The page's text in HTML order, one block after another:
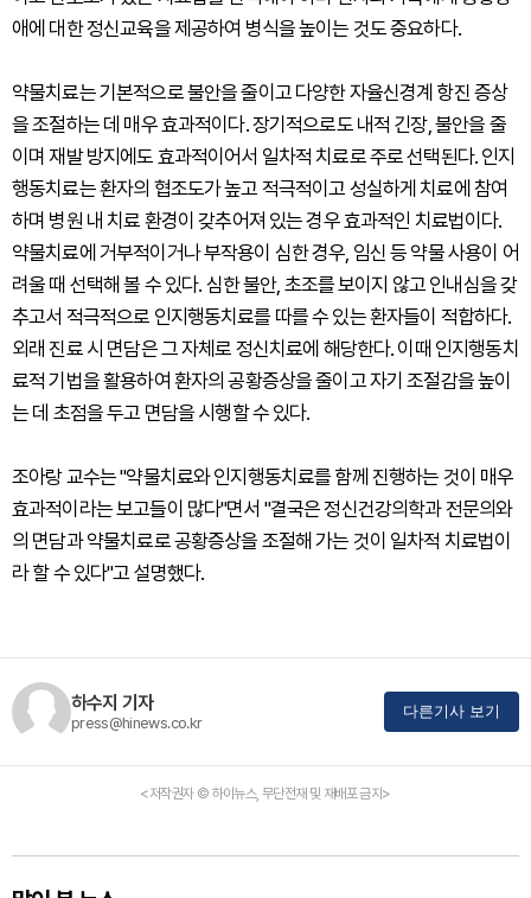
애에 대한 정신교육을 제공하여 병식을 높이는 것도 중요하다.
약물치료는 기본적으로 불안을 줄이고 다양한 자율신경계 항진 증상
을 조절하는 데 매우 효과적이다. 장기적으로도 내적 긴장, 불안을 줄
이며 재발 방지에도 효과적이어서 일차적 치료로 주로 선택된다. 인지
행동치료는 환자의 협조도가 높고 적극적이고 성실하게 치료에 참여
하며 병원 내 치료 환경이 갖추어져 있는 경우 효과적인 치료법이다.
약물치료에 거부적이거나 부작용이 심한 경우, 임신 등 약물 사용이 어
려울 때 선택해 볼 수 있다. 심한 불안, 초조를 보이지 않고 인내심을 갖
추고서 적극적으로 인지행동치료를 따를 수 있는 환자들이 적합하다.
외래 진료 시 면담은 그 자체로 정신치료에 해당한다. 이때 인지행동치
료적 기법을 활용하여 환자의 공황증상을 줄이고 자기 조절감을 높이
는 데 초점을 두고 면담을 시행할 수 있다.
조아랑 교수는 "약물치료와 인지행동치료를 함께 진행하는 것이 매우
효과적이라는 보고들이 많다"면서 "결국은 정신건강의학과 전문의와
의 면담과 약물치료로 공황증상을 조절해 가는 것이 일차적 치료법이
라 할 수 있다"고 설명했다.
하수지 기자
press@hinews.co.kr
다른기사 보기
<저작권자 © 하이뉴스, 무단전재 및 재배포 금지>